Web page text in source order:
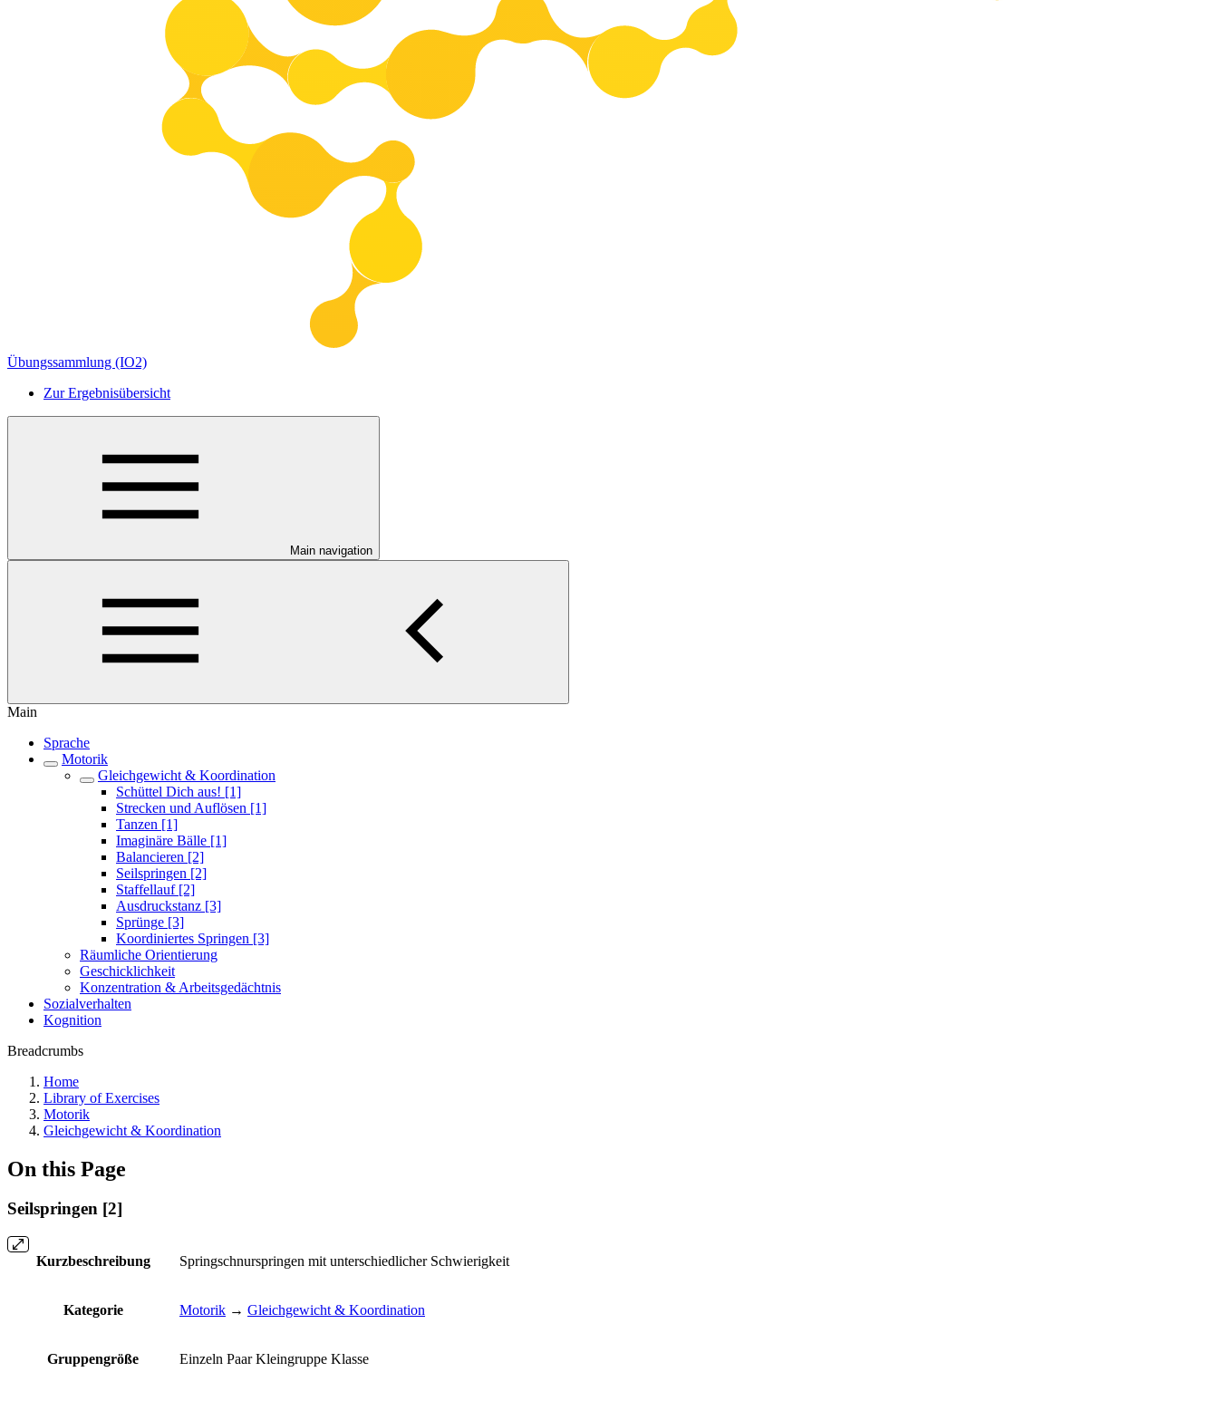
Übungssammlung (IO2)
Zur Ergebnisübersicht
Main navigation
Main
Sprache
Motorik
Gleichgewicht & Koordination
Schüttel Dich aus! [1]
Strecken und Auflösen [1]
Tanzen [1]
Imaginäre Bälle [1]
Balancieren [2]
Seilspringen [2]
Staffellauf [2]
Ausdruckstanz [3]
Sprünge [3]
Koordiniertes Springen [3]
Räumliche Orientierung
Geschicklichkeit
Konzentration & Arbeitsgedächtnis
Sozialverhalten
Kognition
Breadcrumbs
Home
Library of Exercises
Motorik
Gleichgewicht & Koordination
On this Page
Seilspringen [2]
Kurzbeschreibung Springschnurspringen mit unterschiedlicher Schwierigkeit
Kategorie Motorik → Gleichgewicht & Koordination
Gruppengröße Einzeln Paar Kleingruppe Klasse